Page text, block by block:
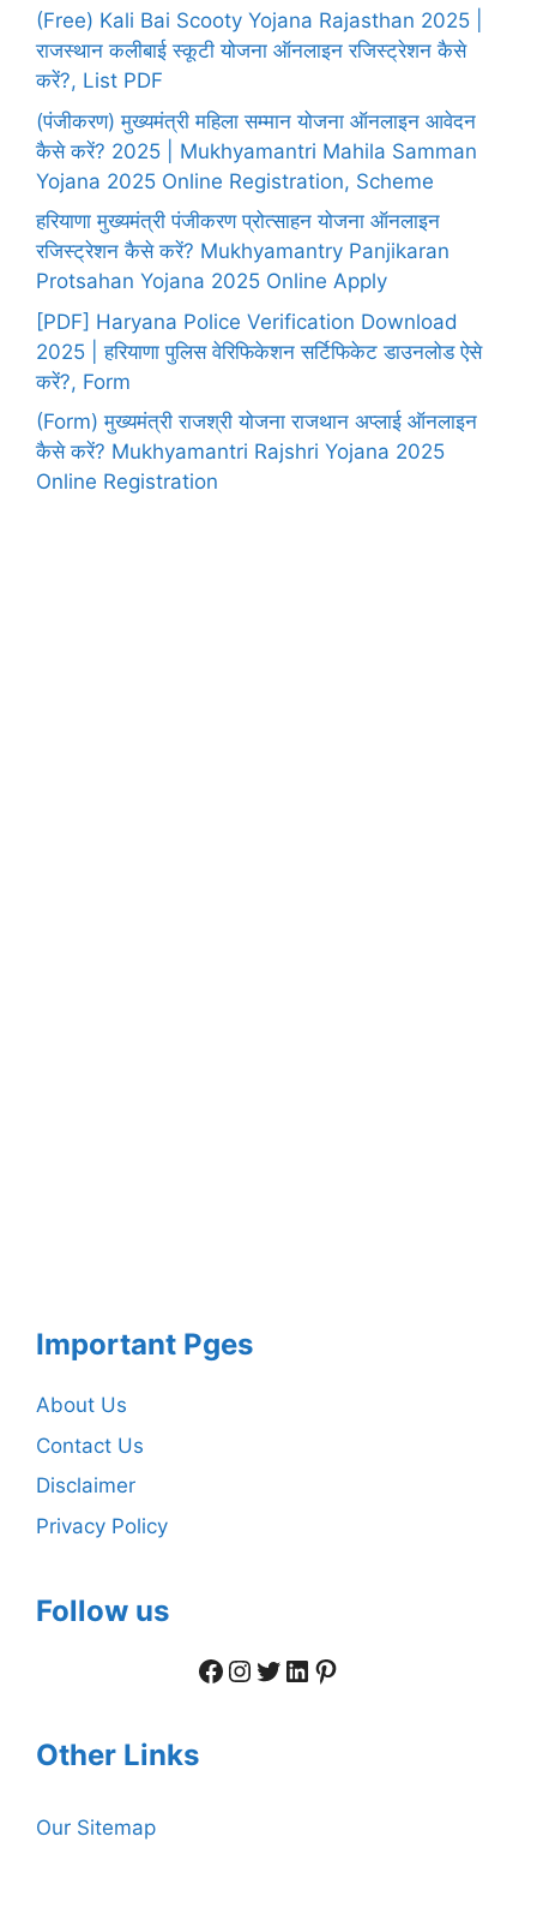
(Free) Kali Bai Scooty Yojana Rajasthan 2025 |
राजस्थान कलीबाई स्कूटी योजना ऑनलाइन रजिस्ट्रेशन कैसे
करें?, List PDF
(पंजीकरण) मुख्यमंत्री महिला सम्मान योजना ऑनलाइन आवेदन
कैसे करें? 2025 | Mukhyamantri Mahila Samman
Yojana 2025 Online Registration, Scheme
हरियाणा मुख्यमंत्री पंजीकरण प्रोत्साहन योजना ऑनलाइन
रजिस्ट्रेशन कैसे करें? Mukhyamantry Panjikaran
Protsahan Yojana 2025 Online Apply
[PDF] Haryana Police Verification Download
2025 | हरियाणा पुलिस वेरिफिकेशन सर्टिफिकेट डाउनलोड ऐसे
करें?, Form
(Form) मुख्यमंत्री राजश्री योजना राजथान अप्लाई ऑनलाइन
कैसे करें? Mukhyamantri Rajshri Yojana 2025
Online Registration
Important Pges
About Us
Contact Us
Disclaimer
Privacy Policy
Follow us
Facebook
Instagram
Twitter
LinkedIn
Pinterest
Other Links
Our Sitemap